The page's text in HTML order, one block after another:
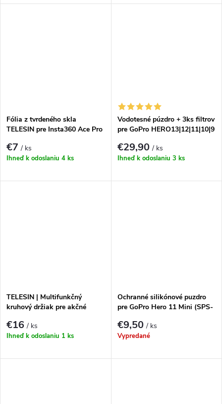
Fólia z tvrdeného skla
TELESIN pre Insta360 Ace Pro
€7/ ks
Ihneď k odoslaniu 4 ks
Vodotesné púzdro + 3ks filtrov
pre GoPro HERO13|12|11|10|9
€29,90/ ks
Ihneď k odoslaniu 3 ks
TELESIN | Multifunkčný
kruhový držiak pre akčné
€16/ ks
Ihneď k odoslaniu 1 ks
Ochranné silikónové puzdro
pre GoPro Hero 11 Mini (SPS-
€9,50/ ks
Vypredané